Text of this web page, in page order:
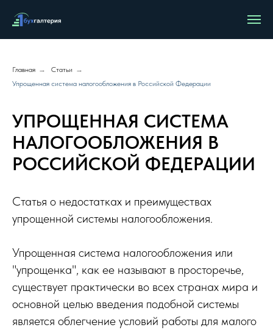
Главная → Статьи →
Упрощенная система налогообложения в Российской Федерации
УПРОЩЕННАЯ СИСТЕМА
НАЛОГООБЛОЖЕНИЯ В
РОССИЙСКОЙ ФЕДЕРАЦИИ
Статья о недостатках и преимуществах
упрощенной системы налогообложения.
Упрощенная система налогообложения или
"упрощенка", как ее называют в просторечье,
существует практически во всех странах мира и
основной целью введения подобной системы
является облегчение условий работы для малого